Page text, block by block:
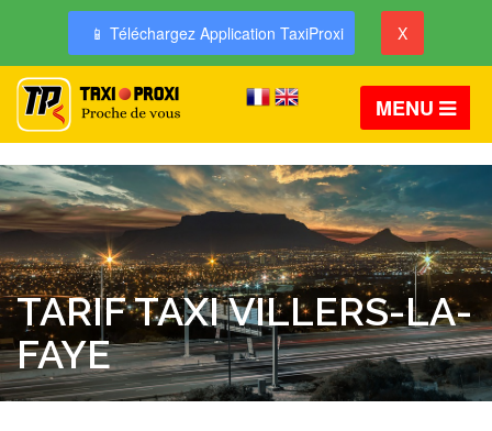
📱 Téléchargez Application TaxiProxi X
MENU
TARIF TAXI VILLERS-LA-
FAYE